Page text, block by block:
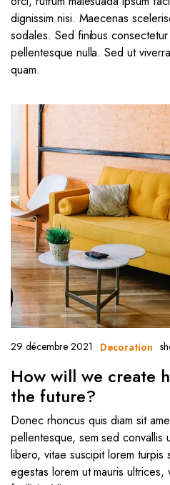
dignissim nisi. Maecenas
sodales. Sed finibus
pellentesque nulla. Sed ut
quam.
29 décembre 2021 Decoration
How will we create
the future?
Donec rhoncus quis diam sit
pellentesque, sem sed convallis
libero, vitae suscipit lorem turpis
egestas lorem ut mauris ultrices,